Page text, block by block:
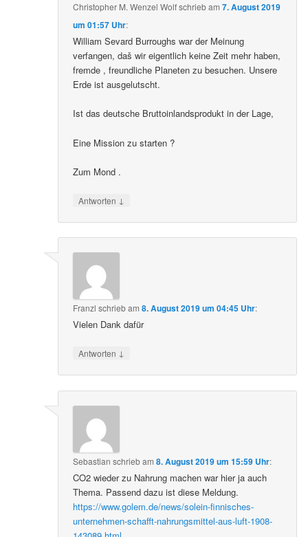
Christopher M. Wenzel Wolfschriebam7. August 2019
um 01:57 Uhr:
William Sevard Burroughs war der Meinung
verfangen, daš wir eigentlich keine Zeit mehr haben,
fremde , freundliche Planeten zu besuchen. Unsere
Erde ist ausgelutscht.
Ist das deutsche Bruttoinlandsprodukt in der Lage,
Eine Mission zu starten ?
Zum Mond .
Antworten ↓
Franzl schriebam8. August 2019 um 04:45 Uhr:
Vielen Dank dafür
Antworten ↓
Sebastian schriebam8. August 2019 um 15:59 Uhr:
CO2 wieder zu Nahrung machen war hier ja auch
Thema. Passend dazu ist diese Meldung.
https://www.golem.de/news/solein-finnisches-
unternehmen-schafft-nahrungsmittel-aus-luft-1908-